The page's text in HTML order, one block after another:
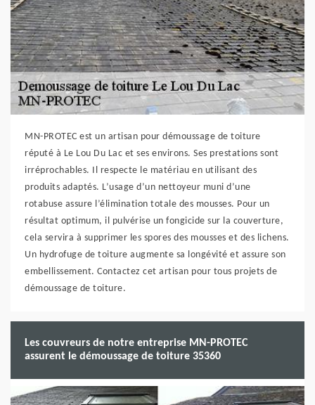
MN-PROTEC est un artisan pour démoussage de toiture
réputé à Le Lou Du Lac et ses environs. Ses prestations sont
irréprochables. Il respecte le matériau en utilisant des
produits adaptés. L’usage d’un nettoyeur muni d’une
rotabuse assure l’élimination totale des mousses. Pour un
résultat optimum, il pulvérise un fongicide sur la couverture,
cela servira à supprimer les spores des mousses et des lichens.
Un hydrofuge de toiture augmente sa longévité et assure son
embellissement. Contactez cet artisan pour tous projets de
démoussage de toiture.
Les couvreurs de notre entreprise MN-PROTEC
assurent le démoussage de toiture 35360